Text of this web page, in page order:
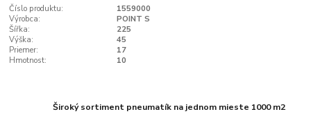
Číslo produktu:
1559000
Výrobca:
POINT S
Šířka:
225
Výška:
45
Priemer:
17
Hmotnost:
10
Široký sortiment pneumatík na jednom mieste 1000 m2